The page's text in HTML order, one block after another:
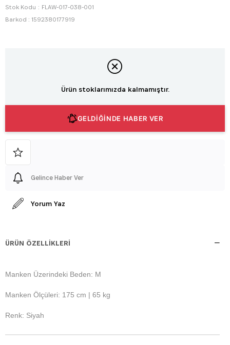
Stok Kodu
FLAW-017-038-001
Barkod : 1592380177919
Ürün stoklarımızda kalmamıştır.
GELDİĞİNDE HABER VER
Gelince Haber Ver
Yorum Yaz
ÜRÜN ÖZELLIKLERI
Manken Üzerindeki Beden: M
Manken Ölçüleri: 175 cm | 65 kg
Renk: Siyah